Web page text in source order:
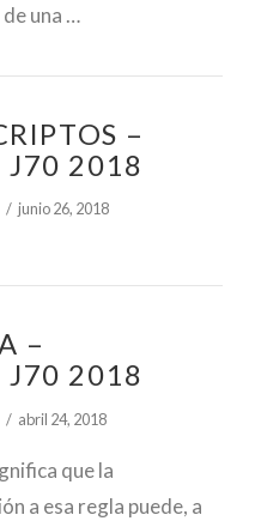
una …
–
J70 2018
junio 26, 2018
–
J70 2018
abril 24, 2018
que la
a esa regla puede, a